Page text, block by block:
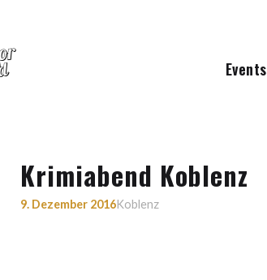
Events
Krimiabend Koblenz
9. Dezember 2016Koblenz